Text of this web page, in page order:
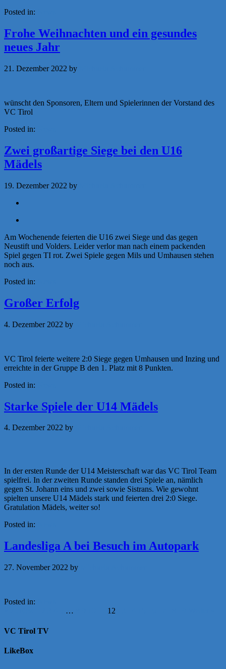
Posted in:
Frohe Weihnachten und ein gesundes
neues Jahr
21. Dezember 2022 by
wünscht den Sponsoren, Eltern und Spielerinnen der Vorstand des
VC Tirol
Posted in:
Zwei großartige Siege bei den U16
Mädels
19. Dezember 2022 by
Am Wochenende feierten die U16 zwei Siege und das gegen
Neustift und Volders. Leider verlor man nach einem packenden
Spiel gegen TI rot. Zwei Spiele gegen Mils und Umhausen stehen
noch aus.
Posted in:
Großer Erfolg
4. Dezember 2022 by
VC Tirol feierte weitere 2:0 Siege gegen Umhausen und Inzing und
erreichte in der Gruppe B den 1. Platz mit 8 Punkten.
Posted in:
Starke Spiele der U14 Mädels
4. Dezember 2022 by
In der ersten Runde der U14 Meisterschaft war das VC Tirol Team
spielfrei. In der zweiten Runde standen drei Spiele an, nämlich
gegen St. Johann eins und zwei sowie Sistrans. Wie gewohnt
spielten unsere U14 Mädels stark und feierten drei 2:0 Siege.
Gratulation Mädels, weiter so!
Posted in:
Landesliga A bei Besuch im Autopark
27. November 2022 by
Posted in:
… 12
VC Tirol TV
LikeBox